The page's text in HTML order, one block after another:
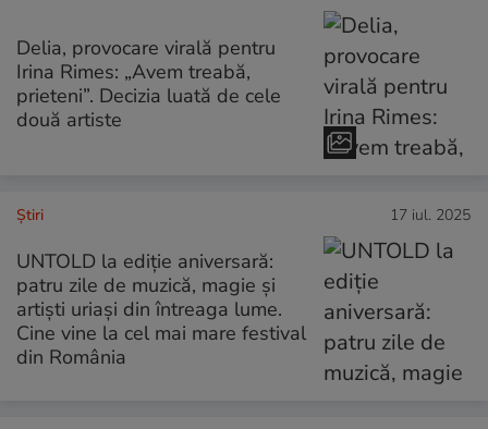
Delia, provocare virală pentru
Irina Rimes: „Avem treabă,
prieteni”. Decizia luată de cele
două artiste
Ştiri 17 iul. 2025
UNTOLD la ediție aniversară:
patru zile de muzică, magie și
artiști uriași din întreaga lume.
Cine vine la cel mai mare festival
din România